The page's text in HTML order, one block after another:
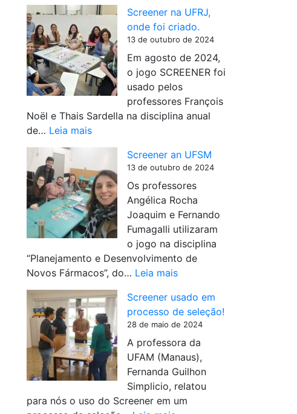
v
e
z
n
a
U
F
,
o
m
s
u
c
e
s
s
o
r
é
c
o
n
g
r
s
s
d
a
S
B
F
T
E
2
0
2
4
c
r
e
e
n
r
a
t
d
o
n
a
U
F
F
Screener na UFRJ,
onde foi criado.
13 de outubro de 2024
Em agosto de 2024,
o jogo SCREENER foi
usado pelos
professores François
Noël e Thais Sardella na disciplina anual
de… Leia mais:
r
e
e
n
e
n
a
U
F
R
J
,
o
n
e
Screener an UFSM
13 de outubro de 2024
Os professores
Angélica Rocha
Joaquim e Fernando
Fumagalli utilizaram
o jogo na disciplina
“Planejamento e Desenvolvimento de
Novos Fármacos”, do… Leia mais:
c
r
e
e
n
e
r
a
Screener usado em
processo de seleção!
28 de maio de 2024
A professora da
UFAM (Manaus),
Fernanda Guilhon
Simplicio, relatou
para nós o uso do Screener em um